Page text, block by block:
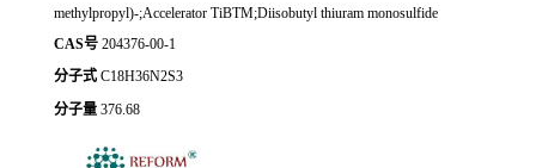
methylpropyl)-;Accelerator TiBTM;Diisobutyl thiuram monosulfide
CAS号 204376-00-1
分子式 C18H36N2S3
分子量 376.68